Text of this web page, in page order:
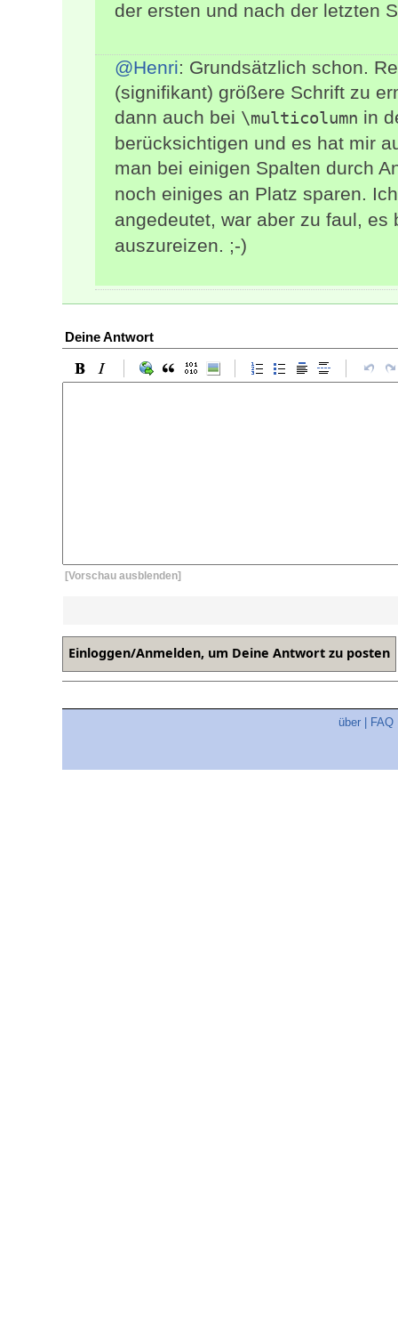
der ersten und nach der letzten
@Henri: Grundsätzlich schon.
(signifikant) größere Schrift zu
dann auch bei \multicolumn in
berücksichtigen und es hat mir
man bei einigen Spalten durch
noch einiges an Platz sparen.
angedeutet, war aber zu faul,
auszureizen. ;-)
Deine Antwort
[Vorschau ausblenden]
über FAQ